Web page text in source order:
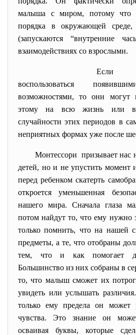
малыша с миром, потому что
порядка в окружающей
(запускаются “внутренние
взаимодействиях со взрослыми.
Если
воспользоваться
возможностями, то они могут
этому на всю жизнь или
случайности этих периодов в
неприятных формах уже после
Монтессори призывает нас
детей, но и не упустить момент
перед ребенком скатерть
откроется уменьшенная
нашего мира. Сначала глаза
потом найдут то, что ему нужно
только помнить, что на нашей
предметы, а те, что отобраны
тем, что и как помогает
Большинство из них собраны в
то, что малыш сможет их
увидеть или услышать
только ему предела он может
чувства. Это знание он
осваивая буквы, которые